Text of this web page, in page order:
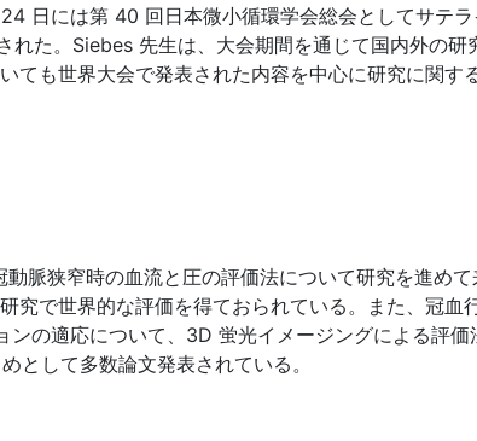
日には第 40 回日本微小循環学会総会としてサテラ
た。Siebes 先生は、大会期間を通じて国内外の研
ても世界大会で発表された内容を中心に研究に関す
脈狭窄時の血流と圧の評価法について研究を進め
究で世界的な評価を得ておられている。また、冠血
の適応について、3D 蛍光イメージングによる評価
して多数論文発表されている。